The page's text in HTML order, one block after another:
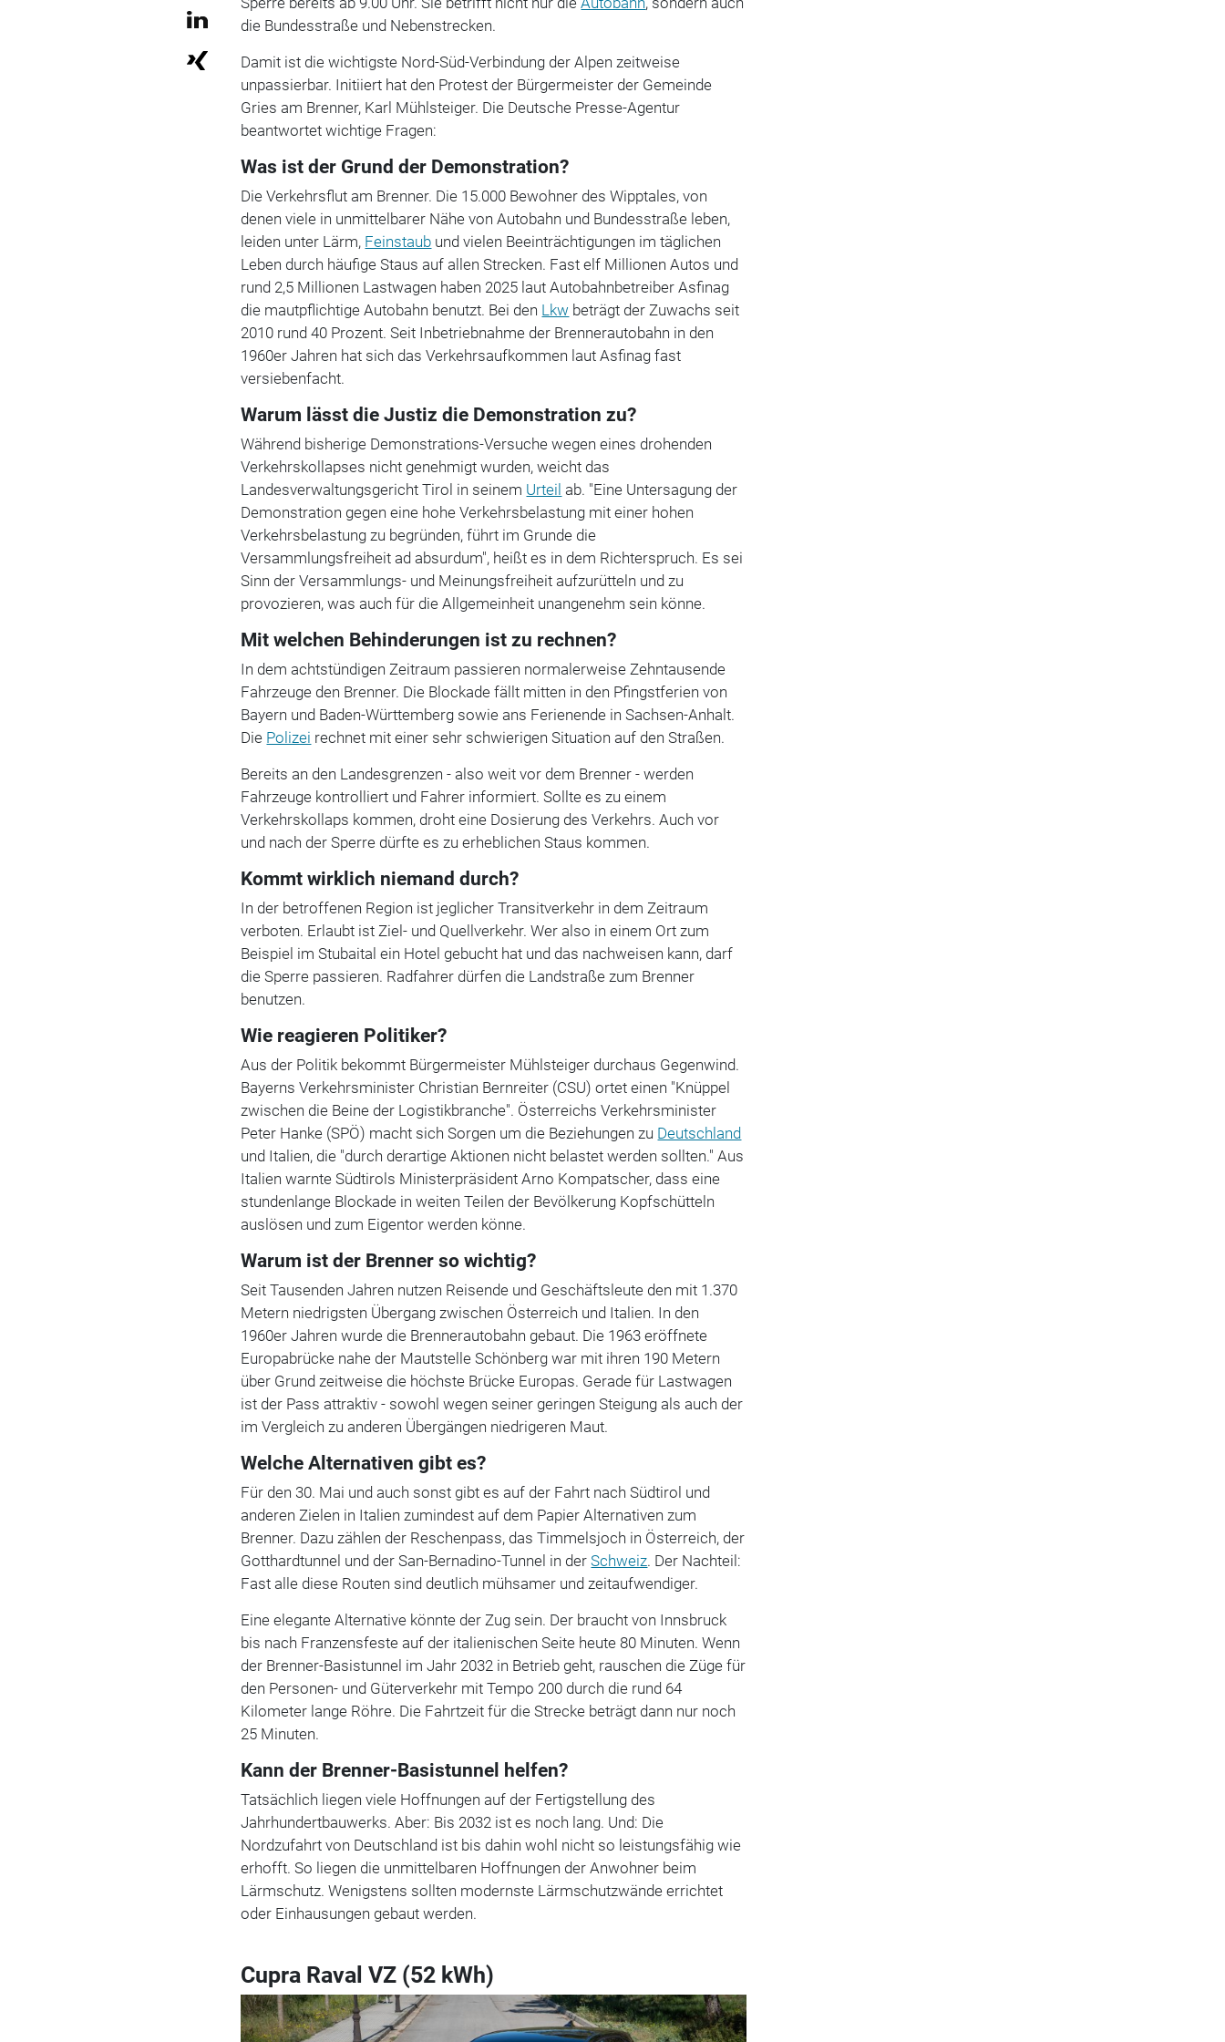
die Bundesstraße und Nebenstrecken.
Damit ist die wichtigste Nord-Süd-Verbindung der Alpen zeitweise
unpassierbar. Initiiert hat den Protest der Bürgermeister der Gemeinde
Gries am Brenner, Karl Mühlsteiger. Die Deutsche Presse-Agentur
beantwortet wichtige Fragen:
Was ist der Grund der Demonstration?
Die Verkehrsflut am Brenner. Die 15.000 Bewohner des Wipptales, von
denen viele in unmittelbarer Nähe von Autobahn und Bundesstraße leben,
leiden unter Lärm, Feinstaub und vielen Beeinträchtigungen im täglichen
Leben durch häufige Staus auf allen Strecken. Fast elf Millionen Autos und
rund 2,5 Millionen Lastwagen haben 2025 laut Autobahnbetreiber Asfinag
die mautpflichtige Autobahn benutzt. Bei den Lkw beträgt der Zuwachs seit
2010 rund 40 Prozent. Seit Inbetriebnahme der Brennerautobahn in den
1960er Jahren hat sich das Verkehrsaufkommen laut Asfinag fast
versiebenfacht.
Warum lässt die Justiz die Demonstration zu?
Während bisherige Demonstrations-Versuche wegen eines drohenden
Verkehrskollapses nicht genehmigt wurden, weicht das
Landesverwaltungsgericht Tirol in seinem Urteil ab. "Eine Untersagung der
Demonstration gegen eine hohe Verkehrsbelastung mit einer hohen
Verkehrsbelastung zu begründen, führt im Grunde die
Versammlungsfreiheit ad absurdum", heißt es in dem Richterspruch. Es sei
Sinn der Versammlungs- und Meinungsfreiheit aufzurütteln und zu
provozieren, was auch für die Allgemeinheit unangenehm sein könne.
Mit welchen Behinderungen ist zu rechnen?
In dem achtstündigen Zeitraum passieren normalerweise Zehntausende
Fahrzeuge den Brenner. Die Blockade fällt mitten in den Pfingstferien von
Bayern und Baden-Württemberg sowie ans Ferienende in Sachsen-Anhalt.
Die Polizei rechnet mit einer sehr schwierigen Situation auf den Straßen.
Bereits an den Landesgrenzen - also weit vor dem Brenner - werden
Fahrzeuge kontrolliert und Fahrer informiert. Sollte es zu einem
Verkehrskollaps kommen, droht eine Dosierung des Verkehrs. Auch vor
und nach der Sperre dürfte es zu erheblichen Staus kommen.
Kommt wirklich niemand durch?
In der betroffenen Region ist jeglicher Transitverkehr in dem Zeitraum
verboten. Erlaubt ist Ziel- und Quellverkehr. Wer also in einem Ort zum
Beispiel im Stubaital ein Hotel gebucht hat und das nachweisen kann, darf
die Sperre passieren. Radfahrer dürfen die Landstraße zum Brenner
benutzen.
Wie reagieren Politiker?
Aus der Politik bekommt Bürgermeister Mühlsteiger durchaus Gegenwind.
Bayerns Verkehrsminister Christian Bernreiter (CSU) ortet einen "Knüppel
zwischen die Beine der Logistikbranche". Österreichs Verkehrsminister
Peter Hanke (SPÖ) macht sich Sorgen um die Beziehungen zu Deutschland
und Italien, die "durch derartige Aktionen nicht belastet werden sollten." Aus
Italien warnte Südtirols Ministerpräsident Arno Kompatscher, dass eine
stundenlange Blockade in weiten Teilen der Bevölkerung Kopfschütteln
auslösen und zum Eigentor werden könne.
Warum ist der Brenner so wichtig?
Seit Tausenden Jahren nutzen Reisende und Geschäftsleute den mit 1.370
Metern niedrigsten Übergang zwischen Österreich und Italien. In den
1960er Jahren wurde die Brennerautobahn gebaut. Die 1963 eröffnete
Europabrücke nahe der Mautstelle Schönberg war mit ihren 190 Metern
über Grund zeitweise die höchste Brücke Europas. Gerade für Lastwagen
ist der Pass attraktiv - sowohl wegen seiner geringen Steigung als auch der
im Vergleich zu anderen Übergängen niedrigeren Maut.
Welche Alternativen gibt es?
Für den 30. Mai und auch sonst gibt es auf der Fahrt nach Südtirol und
anderen Zielen in Italien zumindest auf dem Papier Alternativen zum
Brenner. Dazu zählen der Reschenpass, das Timmelsjoch in Österreich, der
Gotthardtunnel und der San-Bernadino-Tunnel in derSchweiz. Der Nachteil:
Fast alle diese Routen sind deutlich mühsamer und zeitaufwendiger.
Eine elegante Alternative könnte der Zug sein. Der braucht von Innsbruck
bis nach Franzensfeste auf der italienischen Seite heute 80 Minuten. Wenn
der Brenner-Basistunnel im Jahr 2032 in Betrieb geht, rauschen die Züge für
den Personen- und Güterverkehr mit Tempo 200 durch die rund 64
Kilometer lange Röhre. Die Fahrtzeit für die Strecke beträgt dann nur noch
25 Minuten.
Kann der Brenner-Basistunnel helfen?
Tatsächlich liegen viele Hoffnungen auf der Fertigstellung des
Jahrhundertbauwerks. Aber: Bis 2032 ist es noch lang. Und: Die
Nordzufahrt von Deutschland ist bis dahin wohl nicht so leistungsfähig wie
erhofft. So liegen die unmittelbaren Hoffnungen der Anwohner beim
Lärmschutz. Wenigstens sollten modernste Lärmschutzwände errichtet
oder Einhausungen gebaut werden.
Cupra Raval VZ (52 kWh)